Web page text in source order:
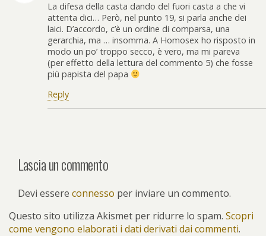
La difesa della casta dando del fuori casta a che vi
attenta dici… Però, nel punto 19, si parla anche dei
laici. D’accordo, c’è un ordine di comparsa, una
gerarchia, ma … insomma. A Homosex ho risposto in
modo un po’ troppo secco, è vero, ma mi pareva
(per effetto della lettura del commento 5) che fosse
più papista del papa
Reply
Lascia un commento
Devi essere connesso per inviare un commento.
Questo sito utilizza Akismet per ridurre lo spam. Scopri
come vengono elaborati i dati derivati dai commenti.